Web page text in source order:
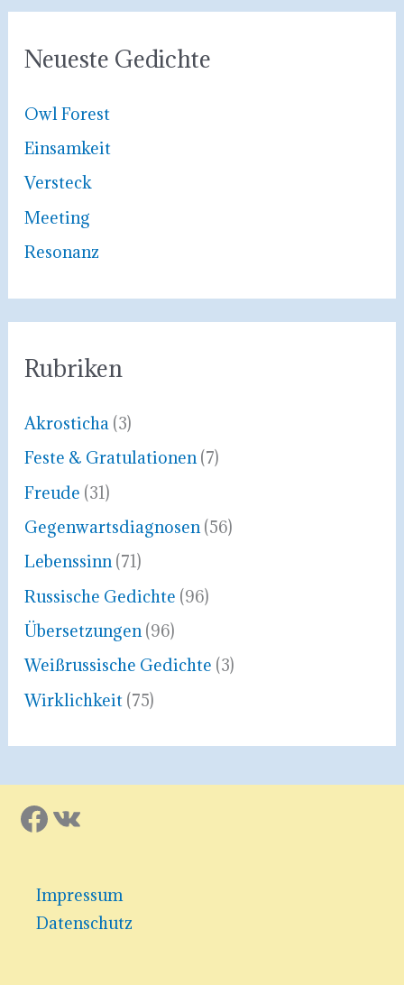
h
n
n
h
:
Neueste Gedichte
Owl Forest
Einsamkeit
Versteck
Meeting
Resonanz
Rubriken
Akrosticha(3)
Feste & Gratulationen(7)
Freude (31)
Gegenwartsdiagnosen(56)
Lebenssinn(71)
Russische Gedichte (96)
Übersetzungen(96)
Weißrussische Gedichte (3)
Wirklichkeit(75)
Facebook
VK
Impressum
Datenschutz